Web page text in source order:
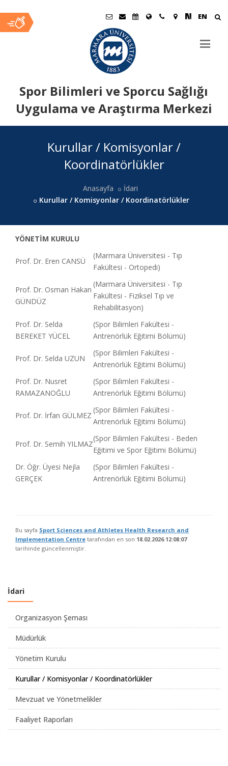
EN
Spor Bilimleri ve Sporcu Sağlığı
Uygulama ve Araştırma Merkezi
Kurullar / Komisyonlar /
Koordinatörlükler
Anasayfa
İdari
Kurullar / Komisyonlar / Koordinatörlükler
YÖNETİM KURULU
Prof. Dr. Eren CANSÜ
(Marmara Üniversitesi - Tıp
Fakültesi - Ortopedi)
Prof. Dr. Osman Hakan
GÜNDÜZ
(Marmara Üniversitesi - Tıp
Fakültesi - Fiziksel Tıp ve
Rehabilitasyon)
Prof. Dr. Selda
BEREKET YÜCEL
(Spor Bilimleri Fakültesi -
Antrenörlük Eğitimi Bölümü)
Prof. Dr. Selda UZUN
(Spor Bilimleri Fakültesi -
Antrenörlük Eğitimi Bölümü)
Prof. Dr. Nusret
RAMAZANOĞLU
(Spor Bilimleri Fakültesi -
Antrenörlük Eğitimi Bölümü)
Prof. Dr. İrfan GÜLMEZ
(Spor Bilimleri Fakültesi -
Antrenörlük Eğitimi Bölümü)
Prof. Dr. Semih YILMAZ
(Spor Bilimleri Fakültesi - Beden
Eğitimi ve Spor Eğitimi Bölümü)
Dr. Öğr. Üyesi Nejla
GERÇEK
(Spor Bilimleri Fakültesi -
Antrenörlük Eğitimi Bölümü)
Bu sayfa Sport Sciences and Athletes Health Research and
Implementation Centre tarafından en son 18.02.2026 12:08:07
tarihinde güncellenmiştir.
İdari
Organizasyon Şeması
Müdürlük
Yönetim Kurulu
Kurullar / Komisyonlar / Koordinatörlükler
Mevzuat ve Yönetmelikler
Faaliyet Raporları